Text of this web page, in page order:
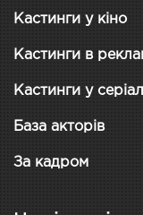
Кастинги у кіно
Кастинги в
Кастинги у
База акторів
За кадром